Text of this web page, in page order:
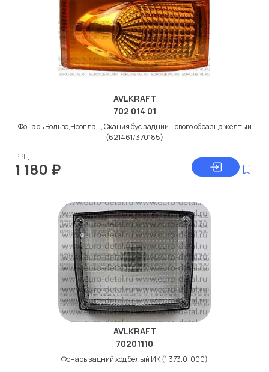
AVLKRAFT
702 014 01
Фонарь Вольво,Неоплан, Скания бус задний нового образца желтый
(621461/370185)
РРЦ
1 180 ₽
AVLKRAFT
70201110
Фонарь задний ход белый ИК (1.373.0-000)